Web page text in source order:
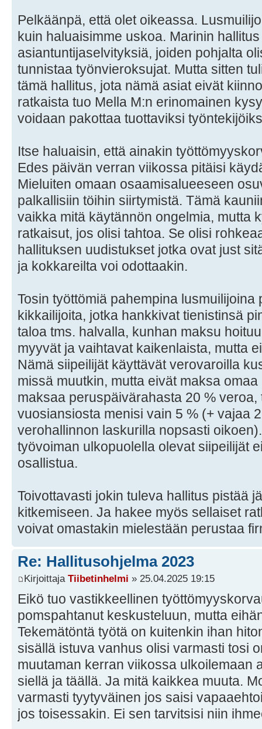
Pelkäänpä, että olet oikeassa.
kuin haluaisimme uskoa. Marinin
asiantuntijaselvityksiä, joiden pohjalta
tunnistaa työnvieroksujat. Mutta sitten
tämä hallitus, jota nämä asiat eivät
ratkaista tuo Mella M:n erinomainen
voidaan pakottaa tuottaviksi
Itse haluaisin, että ainakin
Edes päivän verran viikossa pitäisi
Mieluiten omaan osaamisalueeseen
palkallisiin töihin siirtymistä. Tämä
vaikka mitä käytännön ongelmia, mutta
ratkaisut, jos olisi tahtoa. Se olisi
hallituksen uudistukset jotka ovat just
ja kokkareilta voi odottaakin.
Tosin työttömiä pahempina
kikkailijoita, jotka hankkivat tienistinsä
taloa tms. halvalla, kunhan maksu
myyvät ja vaihtavat kaikenlaista, mutta
Nämä siipeilijät käyttävät verovaroilla
missä muutkin, mutta eivät maksa
maksaa peruspäivärahasta 20 %
vuosiansiosta menisi vain 5 % (+ vajaa
verohallinnon laskurilla nopsasti
työvoiman ulkopuolella olevat siipeilijät
osallistua.
Toivottavasti jokin tuleva hallitus pistää
kitkemiseen. Ja hakee myös sellaiset
voivat omastakin mielestään perustaa
Re: Hallitusohjelma 2023
Kirjoittaja Tiibetinhelmi » 25.04.2025 19:15
Eikö tuo vastikkeellinen
pomspahtanut keskusteluun, mutta
Tekemätöntä työtä on kuitenkin ihan
sisällä istuva vanhus olisi varmasti tosi
muutaman kerran viikossa ulkoilemaan
siellä ja täällä. Ja mitä kaikkea muuta.
varmasti tyytyväinen jos saisi
jos toisessakin. Ei sen tarvitsisi niin